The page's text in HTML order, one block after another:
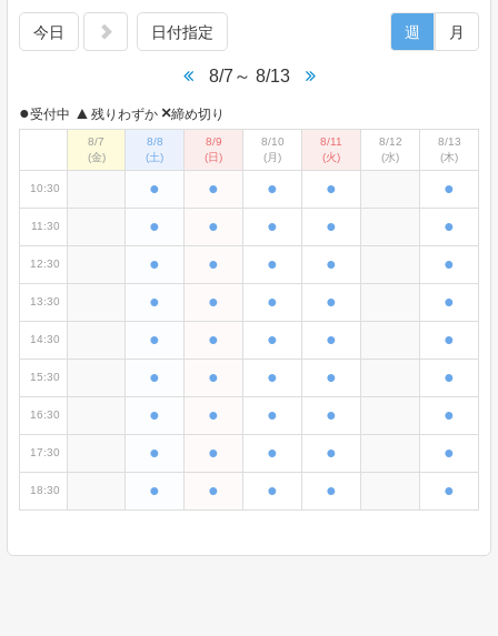
今日 日付指定
8/7～ 8/13
週 月
●受付中 ▲ 残りわずか ×締め切り
8/7
(金)
8/8
(土)
8/9
(日)
8/10
(月)
8/11
(火)
8/12
(水)
8/13
(木)
10:30 ● ● ● ● ●
11:30 ● ● ● ● ●
12:30 ● ● ● ● ●
13:30 ● ● ● ● ●
14:30 ● ● ● ● ●
15:30 ● ● ● ● ●
16:30 ● ● ● ● ●
17:30 ● ● ● ● ●
18:30 ● ● ● ● ●